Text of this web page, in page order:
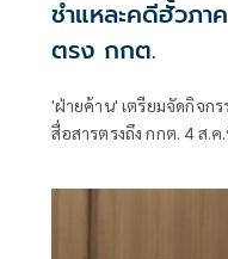
ชำแหละคดีฮั้วภา
ตรง กกต.
'ฝ่ายค้าน' เตรียมจัดกิจก
สื่อสารตรงถึง กกต. 4 ส.
การปฏิบัติหน้าที่หรือไม่